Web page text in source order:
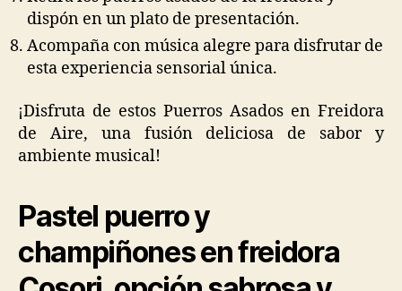
dispón en un plato de presentación.
Acompaña con música alegre para disfrutar de
esta experiencia sensorial única.
¡Disfruta de estos Puerros Asados en Freidora
de Aire, una fusión deliciosa de sabor y
ambiente musical!
Pastel puerro y
champiñones en freidora